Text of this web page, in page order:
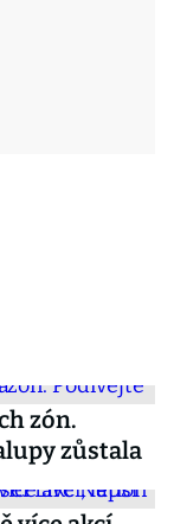
zón.
zůstala